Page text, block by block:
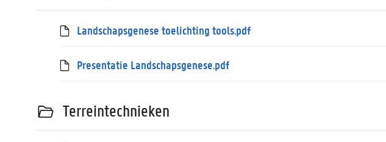
Landschapsgenese toelichting tools.pdf
Presentatie Landschapsgenese.pdf
Terreintechnieken